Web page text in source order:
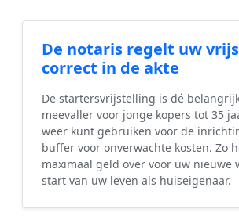
De notaris regelt uw
correct in de akte
De startersvrijstelling is dé
meevaller voor jonge kopers tot 35
weer kunt gebruiken voor de
buffer voor onverwachte kosten. Zo
maximaal geld over voor uw nieuwe
start van uw leven als huiseigenaar.